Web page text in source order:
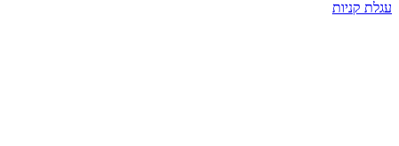
עגלת קניות